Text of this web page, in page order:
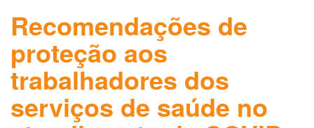
Recomendações de
proteção aos
trabalhadores dos
serviços de saúde no